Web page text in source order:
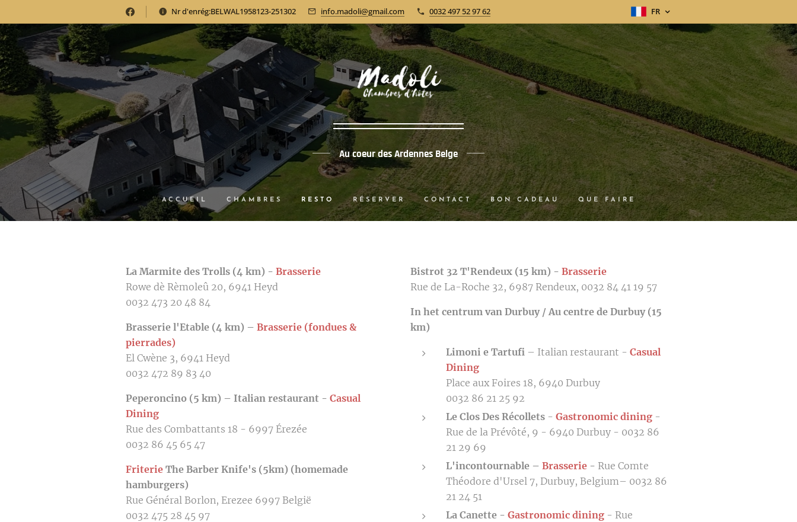
Nr d'enrég:BELWAL1958123-251302 info.madoli@gmail.com 0032 497 52 97 62 FR
Au coeur des Ardennes Belge
ACCUEIL CHAMBRES RESTO RÉSERVER CONTACT BON CADEAU QUE FAIRE
La Marmite des Trolls (4 km) - Brasserie
Rowe dè Rèmoleû 20, 6941 Heyd
0032 473 20 48 84
Brasserie l'Etable (4 km) – Brasserie (fondues &
pierrades)
El Cwène 3, 6941 Heyd
0032 472 89 83 40
Peperoncino (5 km) – Italian restaurant - Casual
Dining
Rue des Combattants 18 - 6997 Érezée
0032 86 45 65 47
Friterie The Barber Knife's (5km) (homemade
hamburgers)
Rue Général Borlon, Erezee 6997 België
0032 475 28 45 97
Bistrot 32 T'Rendeux (15 km) - Brasserie
Rue de La-Roche 32, 6987 Rendeux, 0032 84 41 19 57
In het centrum van Durbuy / Au centre de Durbuy (15
km)
Limoni e Tartufi – Italian restaurant - Casual
Dining
Place aux Foires 18, 6940 Durbuy
0032 86 21 25 92
Le Clos Des Récollets - Gastronomic dining -
Rue de la Prévôté, 9 - 6940 Durbuy - 0032 86
21 29 69
L'incontournable – Brasserie - Rue Comte
Théodore d'Ursel 7, Durbuy, Belgium– 0032 86
21 24 51
La Canette - Gastronomic dining - Rue